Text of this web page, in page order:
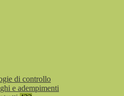
di controllo
e adempimenti